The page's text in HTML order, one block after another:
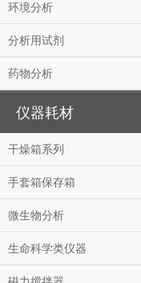
环境分析
分析用试剂
药物分析
仪器耗材
干燥箱系列
手套箱保存箱
微生物分析
生命科学类仪器